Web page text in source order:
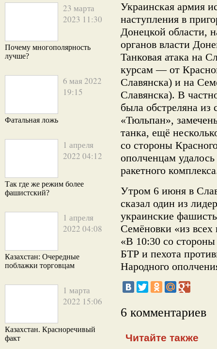
23 марта
2023 11:30
Почему многополярность
лучше?
6 мая 2022
19:15
Фатальная ложь
1 апреля
2022 04:12
Так где же режим более
фашистский?
1 апреля
2022 04:08
Казахстан: Очередные
поблажки торговцам
1 марта
2022 15:06
Казахстан. Красноречивый
факт
Украинская армия
наступления в
Донецкой области,
органов власти
Танковая атака на
курсам — от
Славянска) и на
Славянска). В
была обстреляна
«Тюльпан»,
танка, ещё
со стороны
ополченцам
ракетного
Утром 6 июня в
сказал один из
украинские
Семёновки «из
«В 10:30 со
БТР и пехота
Народного
6 комментариев
Читайте также